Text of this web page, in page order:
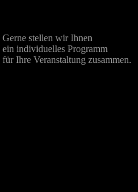
Gerne stellen wir Ihnen
ein individuelles Programm
für Ihre Veranstaltung zusammen.